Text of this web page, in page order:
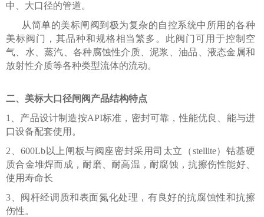
中、大口径的管道。
从简单的美标闸阀到极为复杂的自控系统中所用的各种
美标阀门，其品种和规格相当繁多。此阀门可用于控制空
气、水、蒸汽、各种腐蚀性介质、泥浆、油品、液态金属和
放射性介质等各种类型流体的流动。
二、美标大口径闸阀产品结构特点
1、产品设计制造按API标准，密封可靠，性能优良、能与进
口设备配套使用。
2、600Lb以上闸板与阀座密封采用司太立（stellite）钴基硬
质合金堆焊而成，耐磨、耐高温，耐腐蚀，抗擦伤性能好、
使用寿命长
3、阀杆经调质和表面氮化处理，有良好的抗腐蚀性和抗擦
伤性。